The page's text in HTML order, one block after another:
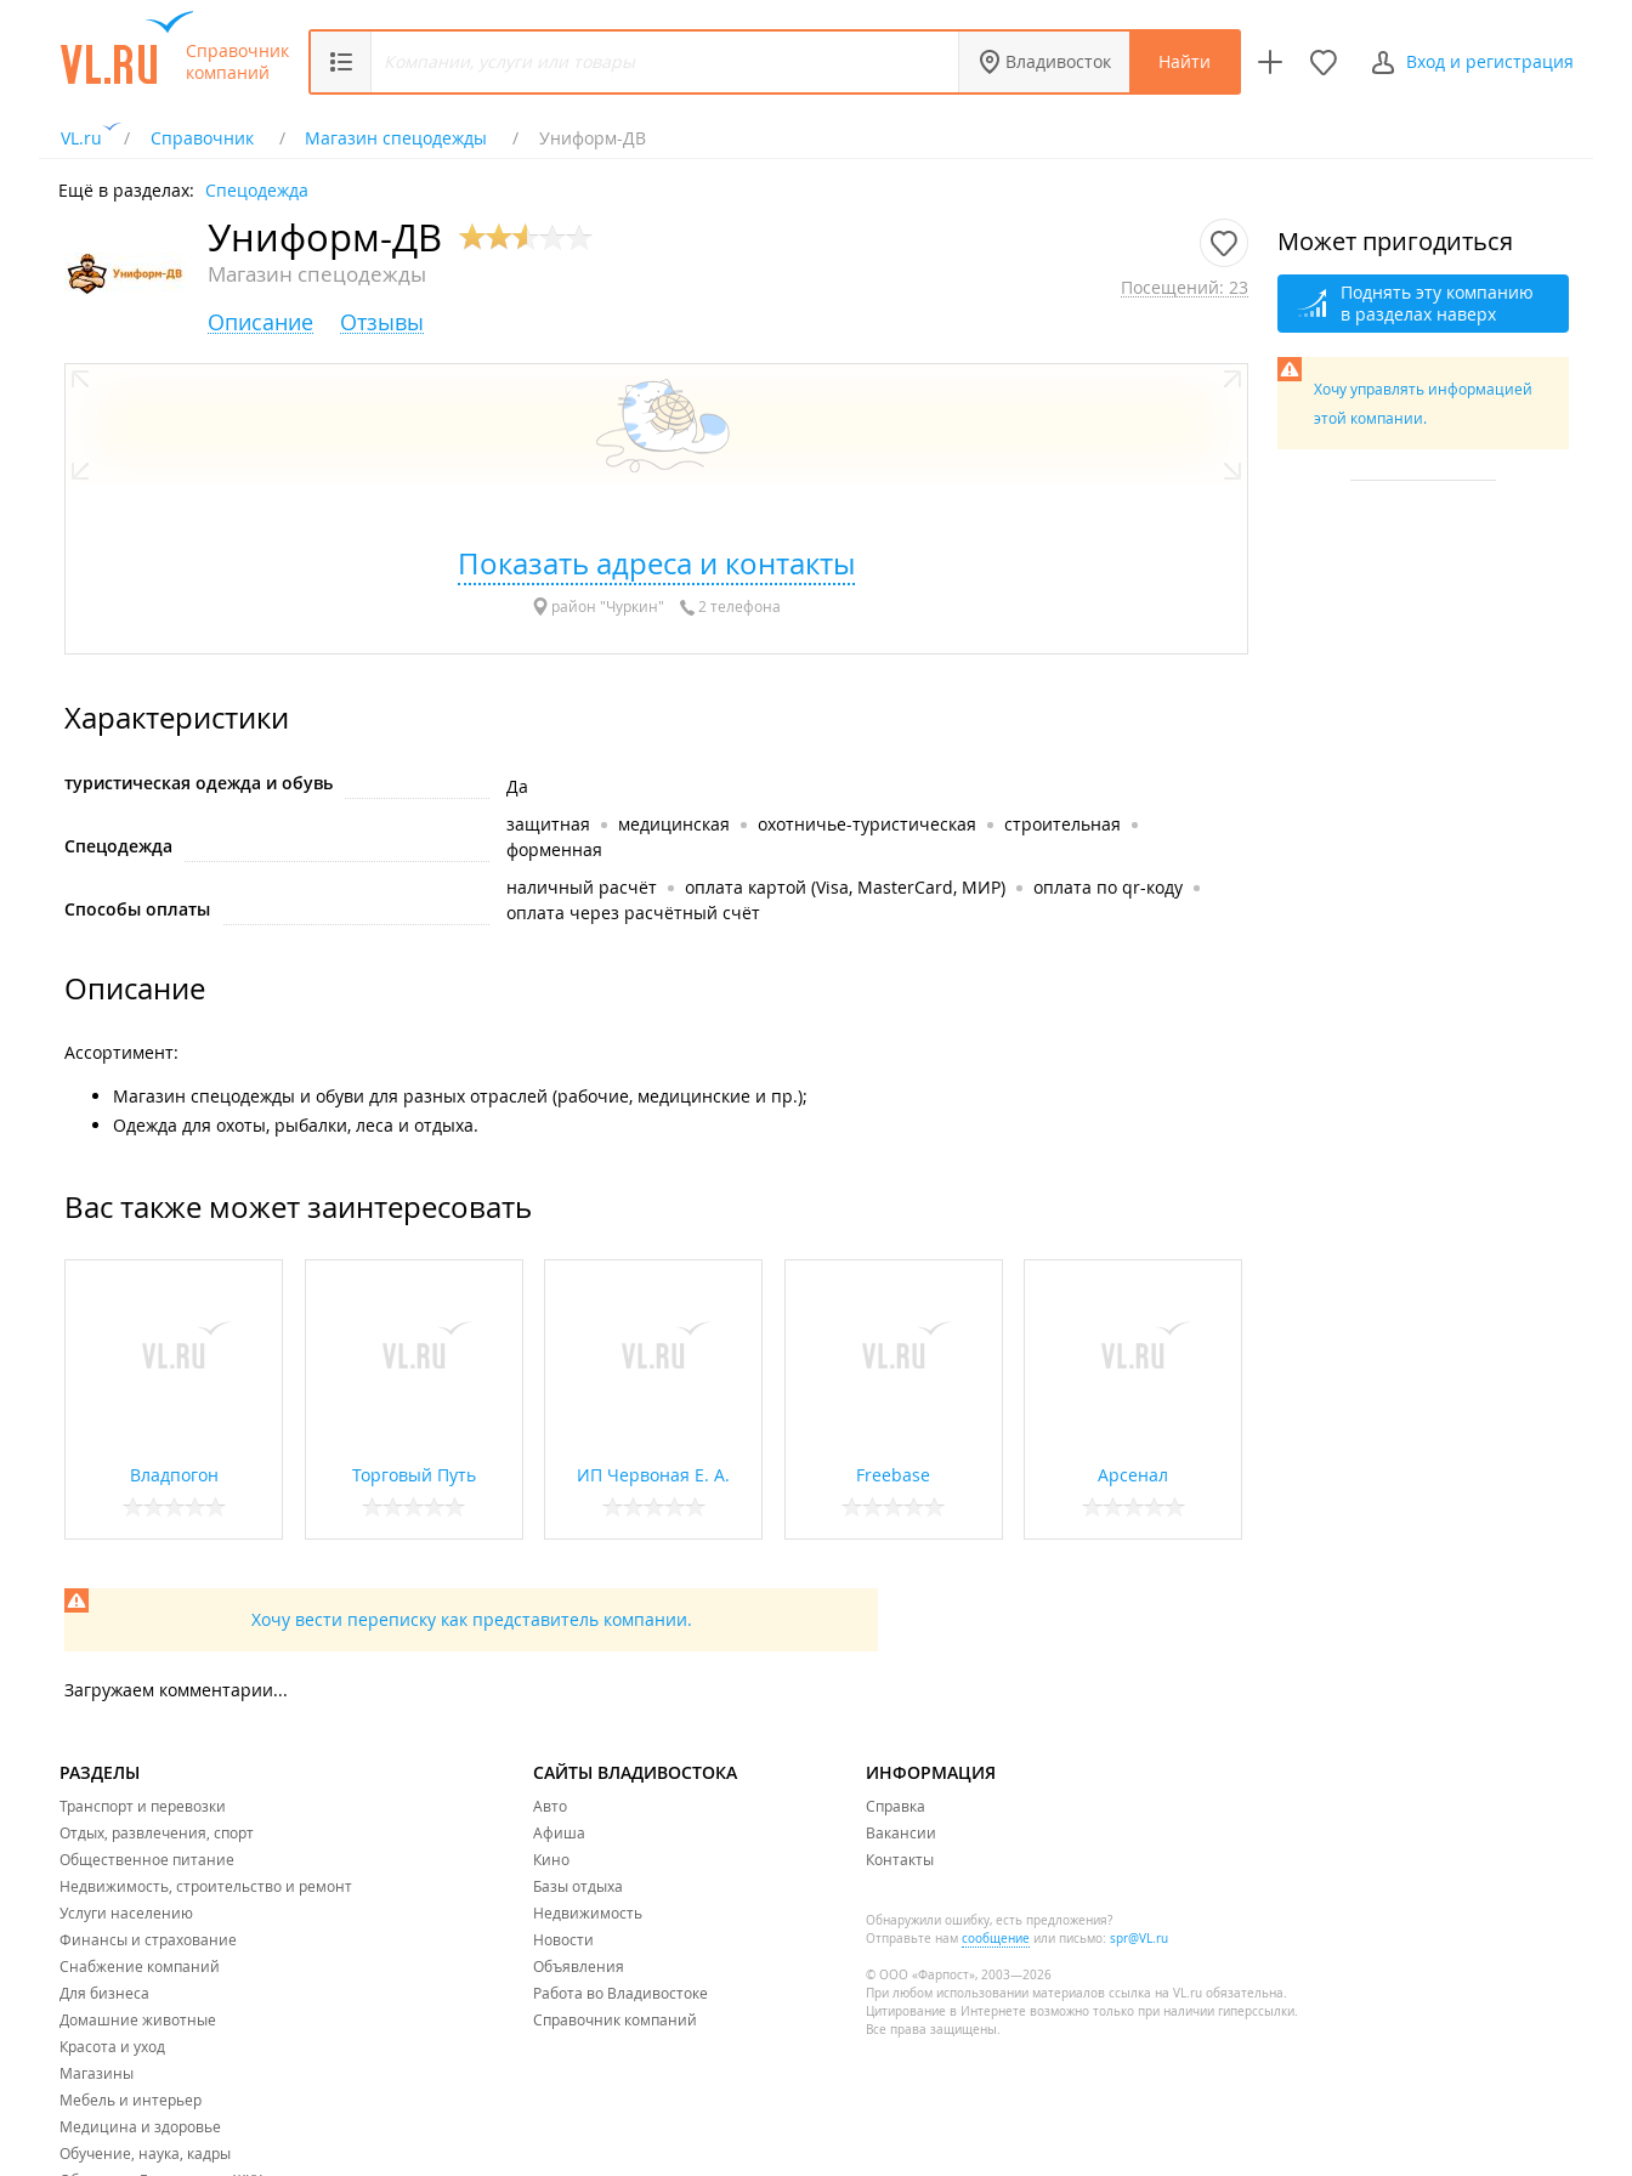
Справочник
компаний
Владивосток Найти Вход и регистрация
VL.ru Справочник Магазин спецодежды Униформ-ДВ
Ещё в разделах: Спецодежда
Униформ-ДВ
Магазин спецодежды Посещений: 23
Описание Отзывы
Показать адреса и контакты
район "Чуркин" 2 телефона
Характеристики
туристическая одежда и обувь Да
Спецодежда
защитная медицинская охотничье-туристическая
строительная
форменная
Способы оплаты
наличный расчёт оплата картой (Visa, MasterCard, МИР)
оплата по qr-коду
оплата через расчётный счёт
Описание
Ассортимент:
Магазин спецодежды и обуви для разных отраслей (рабочие, медицинские и пр.);
Одежда для охоты, рыбалки, леса и отдыха.
Вас также может заинтересовать
Владпогон Торговый Путь ИП Червоная Е. А. Freebase Арсенал
Хочу вести переписку как представитель компании.
Загружаем комментарии...
Может пригодиться
Поднять эту компанию
в разделах наверх
Хочу управлять информацией
этой компании.
РАЗДЕЛЫ
Транспорт и перевозки
Отдых, развлечения, спорт
Общественное питание
Недвижимость, строительство и ремонт
Услуги населению
Финансы и страхование
Снабжение компаний
Для бизнеса
Домашние животные
Красота и уход
Магазины
Мебель и интерьер
Медицина и здоровье
Обучение, наука, кадры
САЙТЫ ВЛАДИВОСТОКА
Авто
Афиша
Кино
Базы отдыха
Недвижимость
Новости
Объявления
Работа во Владивостоке
Справочник компаний
ИНФОРМАЦИЯ
Справка
Вакансии
Контакты
Обнаружили ошибку, есть предложения?
Отправьте нам сообщение или письмо: spr@VL.ru
© ООО «Фарпост», 2003—2026
При любом использовании материалов ссылка на VL.ru обязательна.
Цитирование в Интернете возможно только при наличии гиперссылки.
Все права защищены.